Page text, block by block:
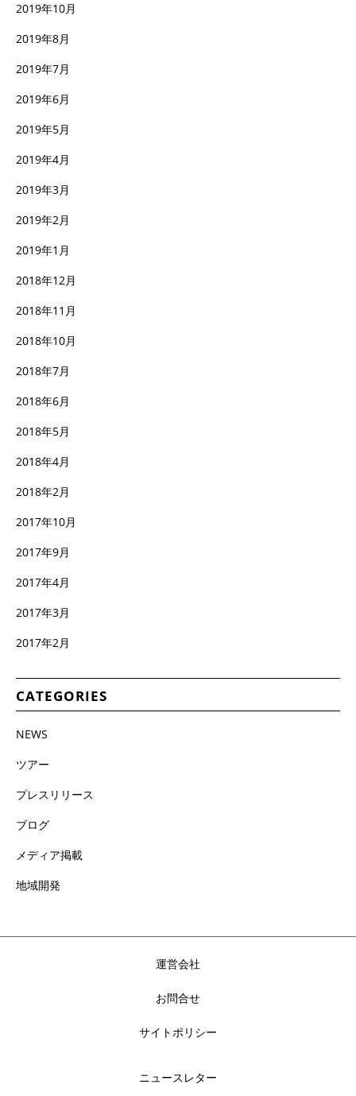
2019年10月
2019年8月
2019年7月
2019年6月
2019年5月
2019年4月
2019年3月
2019年2月
2019年1月
2018年12月
2018年11月
2018年10月
2018年7月
2018年6月
2018年5月
2018年4月
2018年2月
2017年10月
2017年9月
2017年4月
2017年3月
2017年2月
CATEGORIES
NEWS
ツアー
プレスリリース
ブログ
メディア掲載
地域開発
運営会社
お問合せ
サイトポリシー
ニュースレター